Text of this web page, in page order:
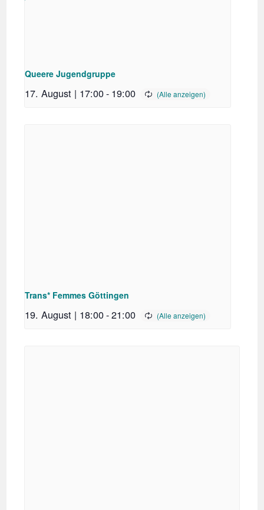
Queere Jugendgruppe
17. August | 17:00- 19:00
Trans* Femmes Göttingen
19. August | 18:00-21:00